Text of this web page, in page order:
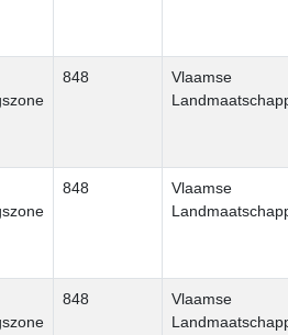
848
Vlaamse
848
Vlaamse
848
Vlaamse